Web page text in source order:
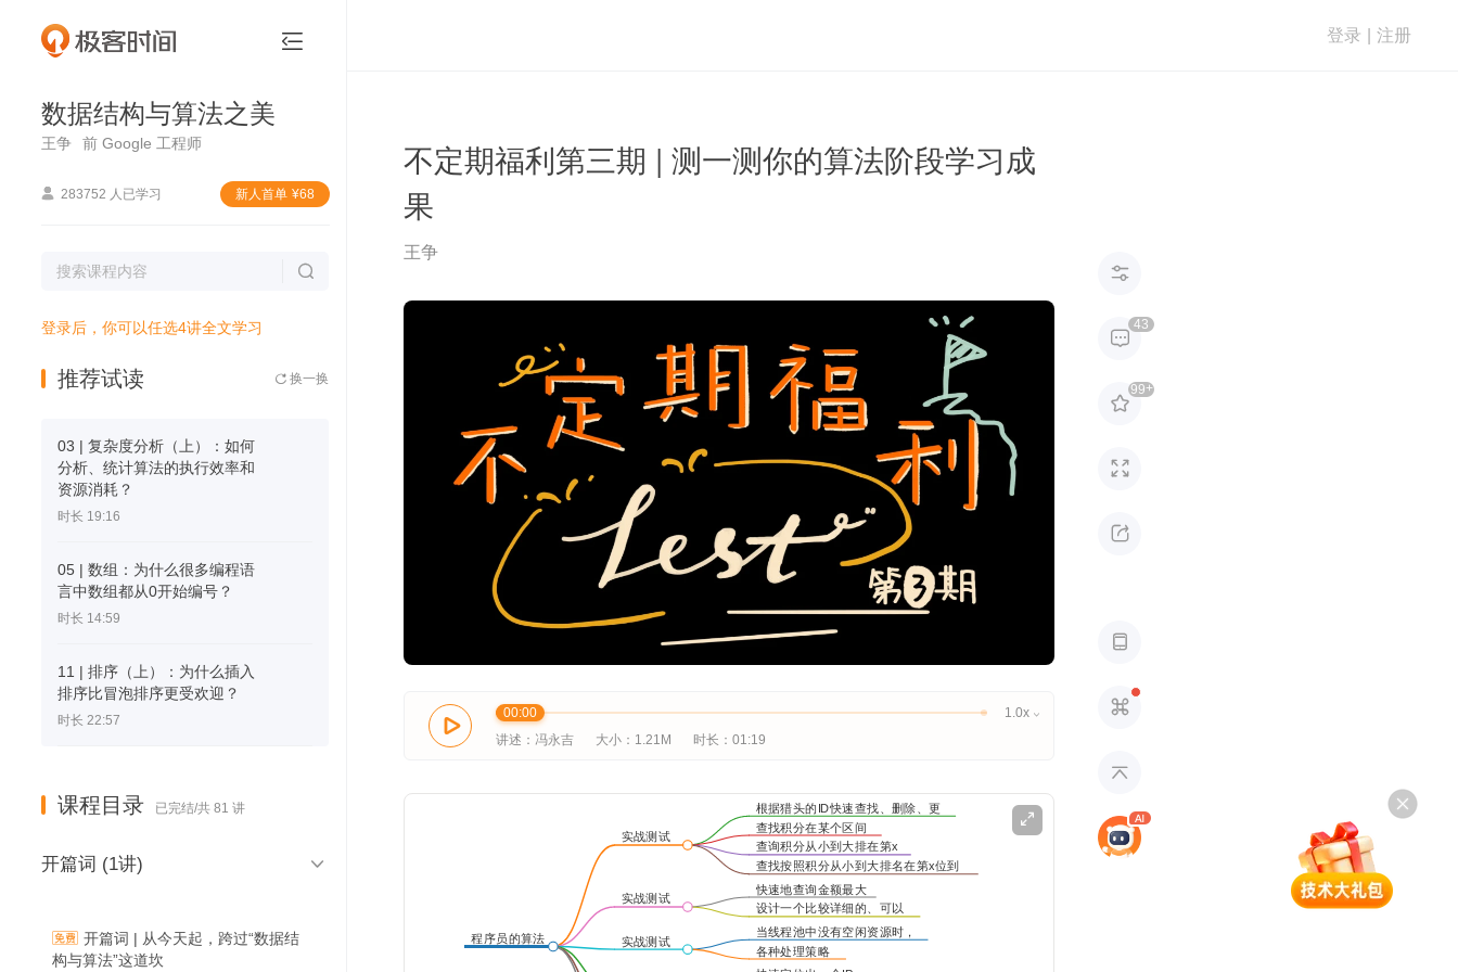

数据结构与算法之美
王争 前 Google 工程师
 283752 人已学习 新⼈⾸单 ¥68

登录后，你可以任选4讲全文学习
推荐试读  换一换
03 | 复杂度分析（上）：如何
分析、统计算法的执行效率和
资源消耗？
时长 19:16
05 | 数组：为什么很多编程语
言中数组都从0开始编号？
时长 14:59
11 | 排序（上）：为什么插入
排序比冒泡排序更受欢迎？
时长 22:57
课程目录 已完结/共 81 讲
开篇词 (1讲) 
开篇词 | 从今天起，跨过“数据结
构与算法”这道坎
 数据结构与算法之美 登录 注册
不定期福利第三期 | 测一测你的算法阶段学习成
果
王争

00:00 1.0x 
讲述：冯永吉 大小：1.21M 时长： 01:19
各种处理策略
的实现方式
当线程池中没有空闲资源时，
线程池如何处理请求
设计一个比较详细的、可以
落地执行的设计方案
快速地查询金额最大
的前K个订单
查找按照积分从小到大排名在第x位到
第y位之间的猎头ID列表
查询积分从小到大排在第x
位的猎头ID信息
查找积分在某个区间
的猎头ID列表
根据猎头的ID快速查找、删除、更
新这个猎头的积分信息
实战测试
实战测试
实战测试
程序员的算法



43

99+




